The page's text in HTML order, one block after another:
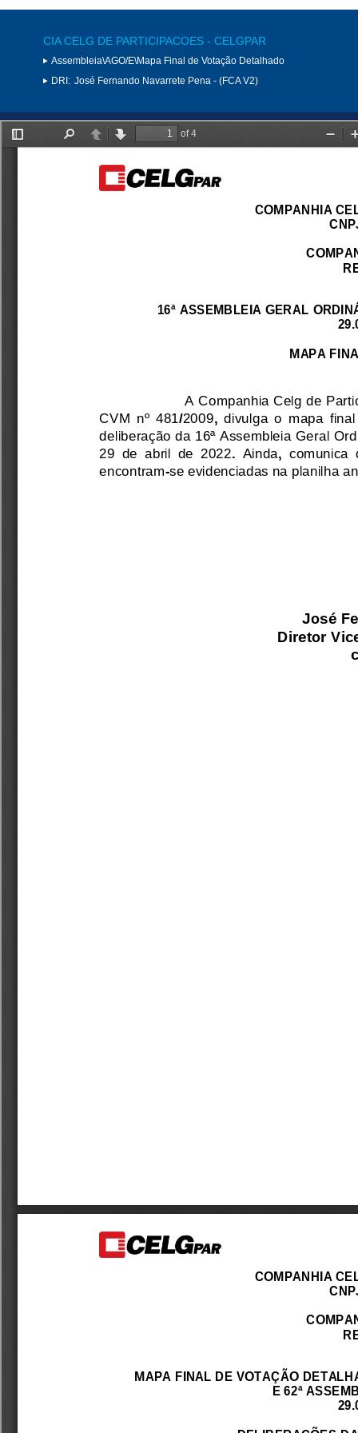
CIA CELG DE PARTICIPACOES - CELGPAR
Assembleia\AGO/E\Mapa Final de Votação Detalhado
DRI: José Fernando Navarrete Pena - (FCA V2)